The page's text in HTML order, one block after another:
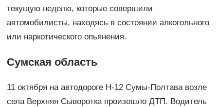
текущую неделю, которые совершили
автомобилисты, находясь в состоянии алкогольного
или наркотического опьянения.
Сумская область
11 октября на автодороге Н-12 Сумы-Полтава возле
села Верхняя Сыворотка произошло ДТП. Водитель